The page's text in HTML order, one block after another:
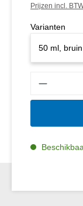
Prijzen incl.
Varianten